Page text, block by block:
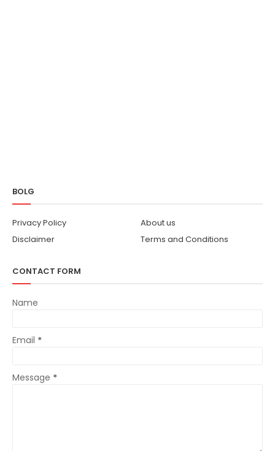
BOLG
Privacy Policy
About us
Disclaimer
Terms and Conditions
CONTACT FORM
Name
Email *
Message *